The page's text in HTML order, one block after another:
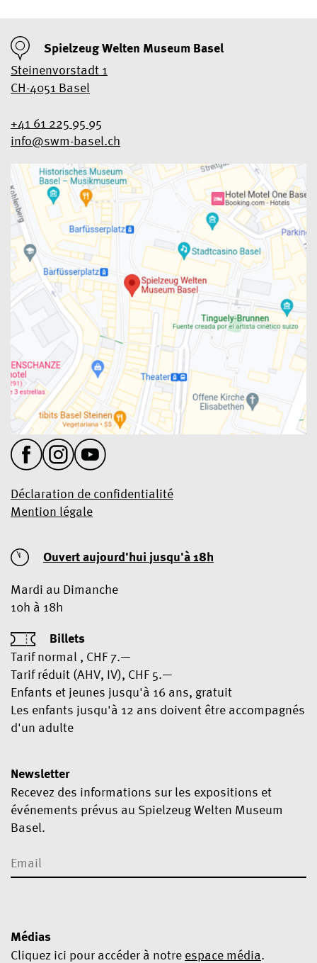
Spielzeug Welten Museum Basel
Steinenvorstadt 1
CH-4051 Basel
+41 61 225 95 95
info@swm-basel.ch
Déclaration de confidentialité
Mention légale
Ouvert aujourd'hui jusqu'à 18h
Mardi au Dimanche
10h à 18h
Billets
Tarif normal , CHF 7.—
Tarif réduit (AHV, IV), CHF 5.—
Enfants et jeunes jusqu'à 16 ans, gratuit
Les enfants jusqu'à 12 ans doivent être accompagnés
d'un adulte
Newsletter
Recevez des informations sur les expositions et
événements prévus au Spielzeug Welten Museum
Basel.
Médias
Cliquez ici pour accéder à notre espace média.